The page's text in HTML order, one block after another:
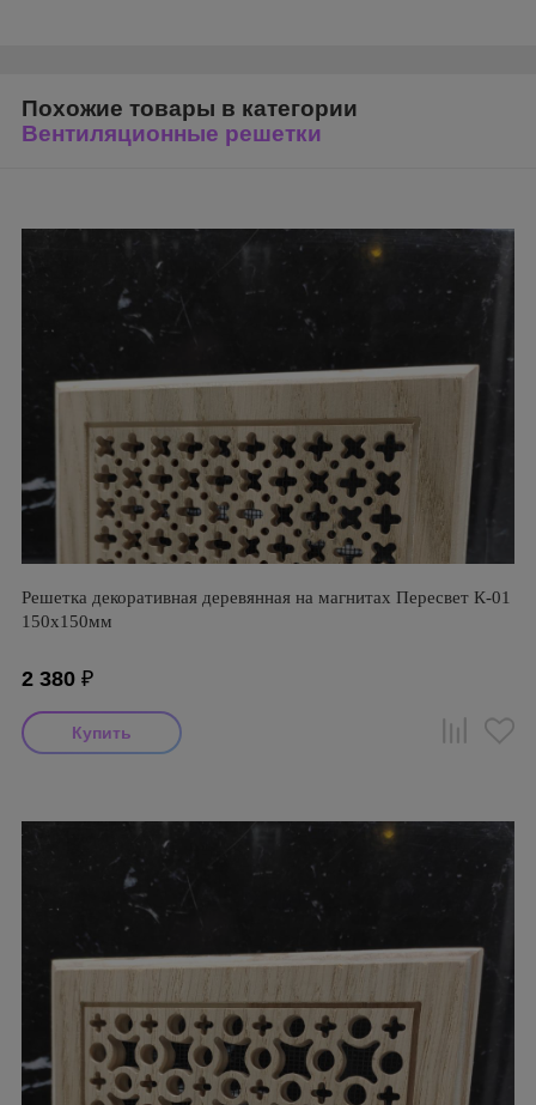
Похожие товары в категории
Вентиляционные решетки
Решетка декоративная деревянная на магнитах Пересвет К-01
150х150мм
2 380 ₽